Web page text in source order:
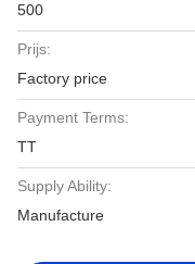
500
Prijs:
Factory price
Payment Terms:
TT
Supply Ability:
Manufacture